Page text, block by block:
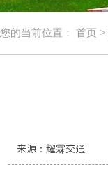
您的当前位置： 首页 >
来源：耀霖交通